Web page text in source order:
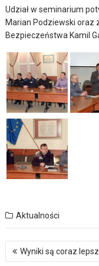
Udział w seminarium
Marian Podziewski oraz
Bezpieczeństwa Kamil
Aktualności
Nawigacja
wpisuWyniki są coraz